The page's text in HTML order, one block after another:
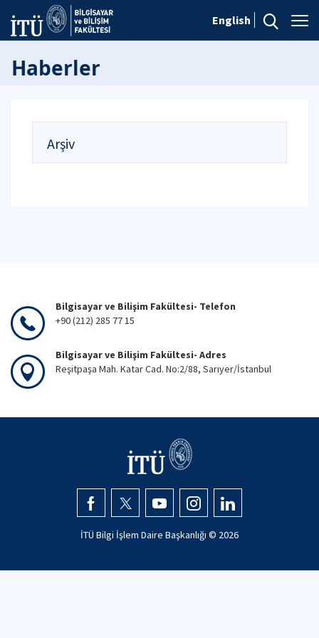
English
Haberler
Arşiv
Bilgisayar ve Bilişim Fakültesi- Telefon
+90 (212) 285 77 15
Bilgisayar ve Bilişim Fakültesi- Adres
Reşitpaşa Mah. Katar Cad. No:2/88, Sarıyer/İstanbul
İTÜ Bilgi İşlem Daire Başkanlığı © 2026